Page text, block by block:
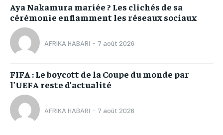
Aya Nakamura mariée ? Les clichés de sa
cérémonie enflamment les réseaux sociaux
AFRIKA HABARI - 7 août 2026
FIFA : Le boycott de la Coupe du monde par
l’UEFA reste d’actualité
AFRIKA HABARI - 7 août 2026